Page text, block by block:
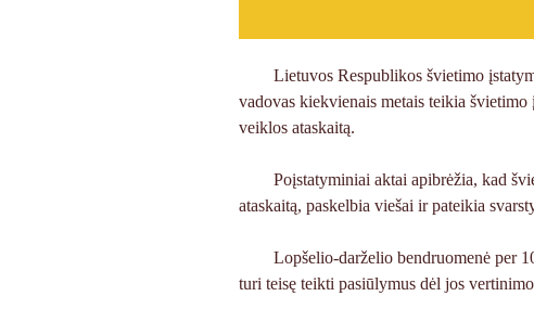
Lietuvos Respublikos švietimo
vadovas kiekvienais metais teikia
veiklos ataskaitą.
Poįstatyminiai aktai apibrėžia, kad
ataskaitą, paskelbia viešai ir pateikia
Lopšelio-darželio bendruomenė per
turi teisę teikti pasiūlymus dėl jos